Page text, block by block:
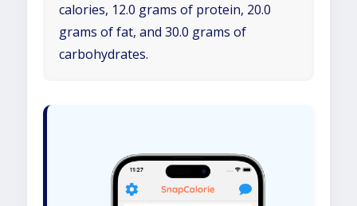
calories, 12.0 grams of protein, 20.0
grams of fat, and 30.0 grams of
carbohydrates.